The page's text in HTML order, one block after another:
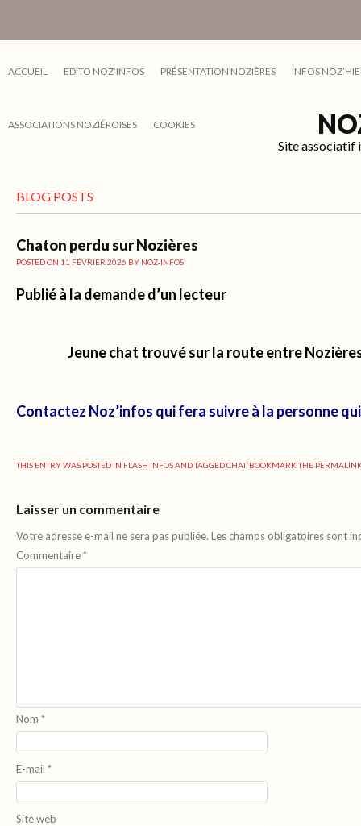
ACCUEIL EDITO NOZ’INFOS PRÉSENTATION NOZIÈRES INFOS
ASSOCIATIONS NOZIÉROISES COOKIES
Site associatif
BLOG POSTS
Chaton perdu sur Nozières
POSTED ON 11 FÉVRIER 2026 BY NOZ-INFOS
Publié à la demande d’un lecteur
Jeune chat trouvé sur la route entre
Contactez Noz’infos qui fera suivre à la personne qui
THIS ENTRY WAS POSTED IN FLASH INFOSAND TAGGEDCHAT. BOOKMARK THE
Laisser un commentaire
Votre adresse e-mail ne sera pas publiée. Les champs obligatoires sont
Commentaire*
Nom *
E-mail *
Site web